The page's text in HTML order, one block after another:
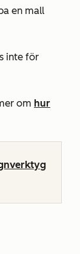
en mall
inte för
om hur